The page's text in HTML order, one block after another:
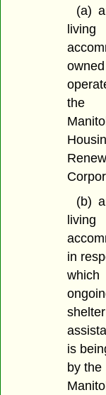
(a)
living
the
(b)
living
in
which
shelter
is
by the